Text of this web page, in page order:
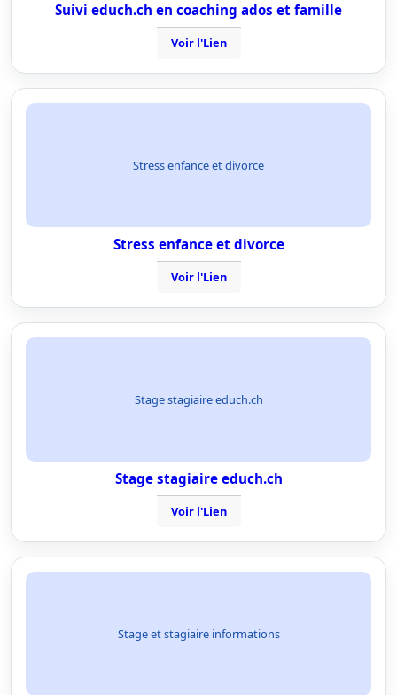
Suivi educh.ch en coaching ados et famille
Voir l'Lien
Stress enfance et divorce
Stress enfance et divorce
Voir l'Lien
Stage stagiaire educh.ch
Stage stagiaire educh.ch
Voir l'Lien
Stage et stagiaire informations